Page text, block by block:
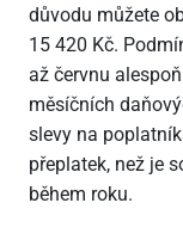
důvodu můžete
15 420 Kč.
až červnu
měsíčních
slevy na
přeplatek, než je
během roku.